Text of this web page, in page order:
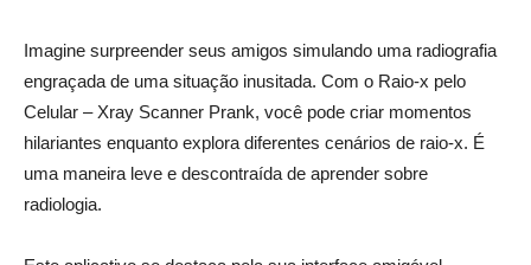
Imagine surpreender seus amigos simulando uma radiografia
engraçada de uma situação inusitada. Com o Raio-x pelo
Celular – Xray Scanner Prank, você pode criar momentos
hilariantes enquanto explora diferentes cenários de raio-x. É
uma maneira leve e descontraída de aprender sobre
radiologia.